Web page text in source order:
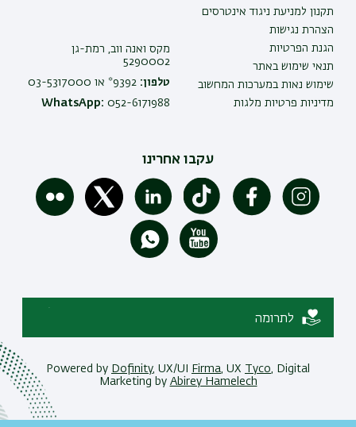
תקנון למניעת ניגוד אינטרסים
הצהרת נגישות
הגנת הפרטיות
תנאי שימוש באתר
שימוש נאות במערכות המחשוב
מדיניות פרטיות מלגות
מקס ואנה ווב, רמת-גן
5290002
טלפון: 9392* או 03-5317000
WhatsApp: 052-6171988
עקבו אחרינו
לתרומה
Powered by Dofinity, UX/UI Firma, UX Tyco, Digital
Marketing by Abirey Hamelech